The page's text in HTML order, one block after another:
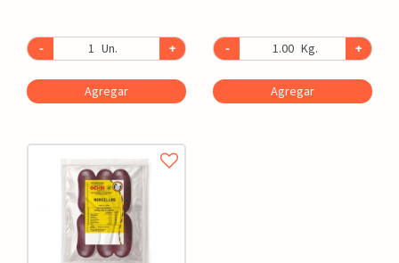
- Un. +
Agregar
- Kg. +
Agregar